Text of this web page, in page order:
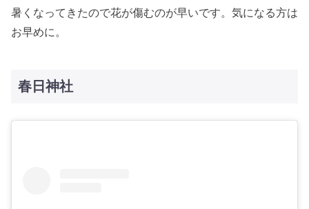
暑くなってきたので花が傷むのが早いです。気になる方は
お早めに。
春日神社